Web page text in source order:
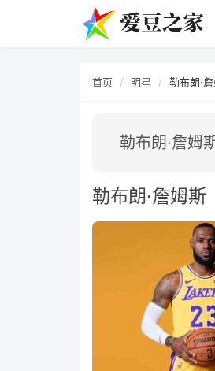
首页 明星 勒布朗·
勒布朗·詹姆
勒布朗·詹姆斯